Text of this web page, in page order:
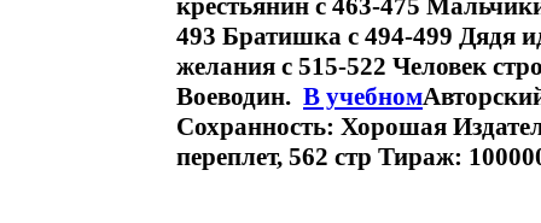
крестьянин c 463-475
493 Братишка c 494-499 Дядя
желания c 515-522 Человек
Воеводин. В учебном
Сохранность: Хорошая
переплет, 562 стр Тираж: